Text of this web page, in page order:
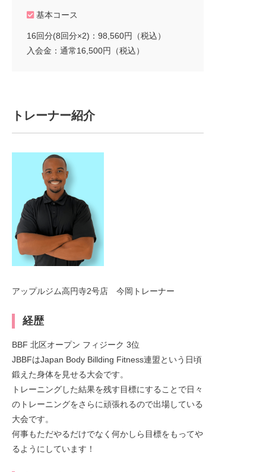
基本コース
16回分(8回分×2)：98,560円（税込）
入会金：通常16,500円（税込）
トレーナー紹介
アップルジム高円寺2号店 今岡トレーナー
経歴
BBF 北区オープン フィジーク 3位
JBBFはJapan Body Billding Fitness連盟という日頃
鍛えた身体を見せる大会です。
トレーニングした結果を残す目標にすることで日々
のトレーニングをさらに頑張れるので出場している
大会です。
何事もただやるだけでなく何かしら目標をもってや
るようにしています！